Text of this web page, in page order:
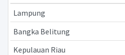
Lampung
Bangka Belitung
Kepulauan Riau